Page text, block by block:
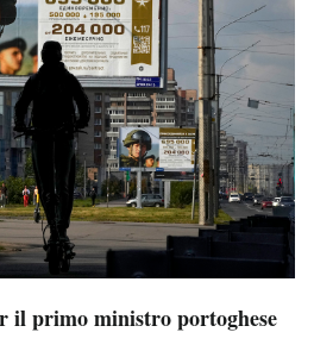
il primo ministro portoghese